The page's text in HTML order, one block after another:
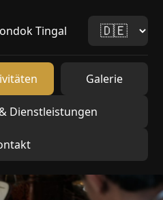
Tingal
Galerie
Dienstleistungen